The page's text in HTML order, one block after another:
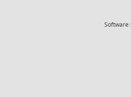
Software: